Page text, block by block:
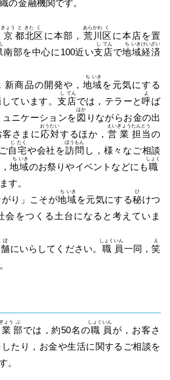
織の金融機関です。
京
きょう
都
と
北
きた
区
く
に本部， 荒
あら
川
かわ
区
く
に本店を置
南部を中心に100近い支
し
店
てん
で地
ち
域
いき
経
けい
済
ざい
新商品の開発や，地
ち
域
いき
を元気にする
しています。支
し
店
てん
では，テラーと呼
よ
ば
ュニケーションを図
はか
りながらお金の出
さまに 応
おう
対
たい
するほか， 営
えい
業
ぎょう
担
たん
当
とう
の
自
じ
宅
たく
や会社を訪
ほう
問
もん
し，様々なご相談
地
ち
域
いき
のお祭りやイベントなどにも職
しょく
す。
り」こそが地
ち
域
いき
を元気にする秘
ひ
けつ
会をつくる土台になると考えていま
舗
ぽ
にいらしてください。 職
しょく
員
いん
一同，笑
え
業
ぎょう
部
ぶ
では，約50名の職
しょく
員
いん
が，お客さ
たり，お金や生活に関するご相談を
。